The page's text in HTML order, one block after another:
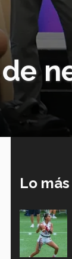
Lo